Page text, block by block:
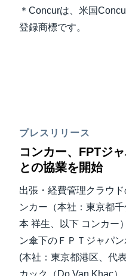
＊Concurは、米国
登録商標です。
プレスリリース
コンカー、FPTジ
との協業を開始
出張・経費管理クラウ
ンカー（本社：東京都
本 祥生、以下 コンカー
ン傘下のＦＰＴジャパ
(本社：東京都港区、代
カック（Do Van Khac